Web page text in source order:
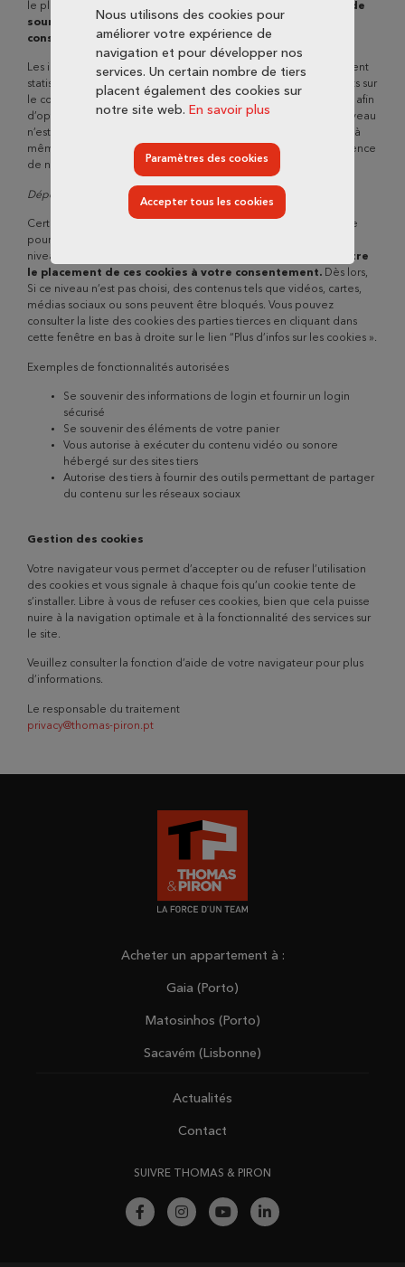
le plus haut niveau de protection,
Thomas & Piron a décidé de
soumettre le placement de ces cookies à votre
consentement.
Les informations transmises à Google via ce service sont purement
statistiques et permettent à Google de nous fournir des rapports sur
le comportement des utilisateurs et nous proposer des services afin
d’optimiser le fonctionnement du site internet. Dès lors, Si ce niveau
n’est pas choisi, nous ne pourrons pas recevoir des informations à
même de pouvoir améliorer l’ergonomie et la qualité d’expérience
de notre site.
Déposés par des parties tierces (cookies tiers)
Certains cookies fournis par des partenaires tiers sont nécessaire
pour accéder à certains contenus. Afin de garantir le plus haut
niveau de protection,
Thomas & Piron a décidé de soumettre
le placement de ces cookies à votre consentement. Dès lors,
Si ce niveau n’est pas choisi, des contenus tels que vidéos, cartes,
médias sociaux ou sons peuvent être bloqués. Vous pouvez
consulter la liste des cookies des parties tierces en cliquant dans
cette fenêtre en bas à droite sur le lien “Plus d’infos sur les cookies ».
Exemples de fonctionnalités autorisées
Se souvenir des informations de login et fournir un login
sécurisé
Se souvenir des éléments de votre panier
Vous autorise à exécuter du contenu vidéo ou sonore
hébergé sur des sites tiers
Autorise des tiers à fournir des outils permettant de partager
du contenu sur les réseaux sociaux
Gestion des cookies
Votre navigateur vous permet d’accepter ou de refuser l’utilisation
des cookies et vous signale à chaque fois qu’un cookie tente de
s’installer. Libre à vous de refuser ces cookies, bien que cela puisse
nuire à la navigation optimale et à la fonctionnalité des services sur
le site.
Veuillez consulter la fonction d’aide de votre navigateur pour plus
d’informations.
Le responsable du traitement
privacy@thomas-piron.pt
Acheter un appartement à :
Gaia (Porto)
Matosinhos (Porto)
Sacavém (Lisbonne)
Actualités
Contact
SUIVRE THOMAS & PIRON
Nous utilisons des cookies pour
améliorer votre expérience de
navigation et pour développer nos
services. Un certain nombre de tiers
placent également des cookies sur
notre site web. En savoir plus
Paramètres des cookies
Accepter tous les cookies